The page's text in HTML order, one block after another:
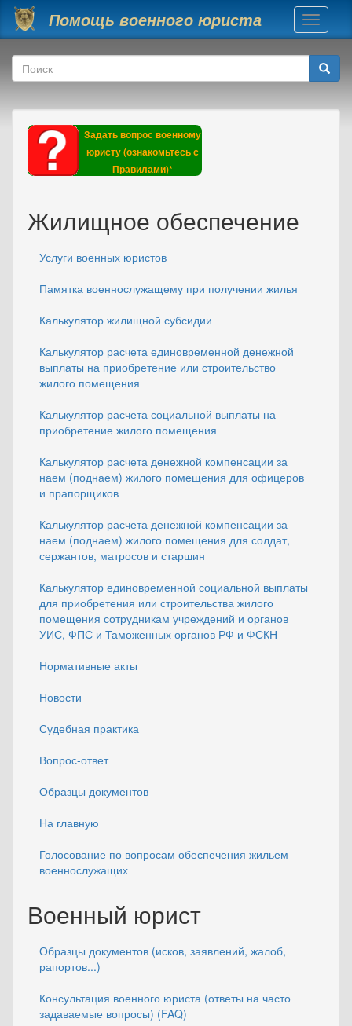
Перейти к основному содержанию
Помощь военного юриста
Toggle
Форма поиска
Поиск
Задать вопрос военному
юристу (ознакомьтесь с
Правилами)*
Жилищное обеспечение
Услуги военных юристов
Памятка военнослужащему при получении жилья
Калькулятор жилищной субсидии
Калькулятор расчета единовременной денежной
выплаты на приобретение или строительство
жилого помещения
Калькулятор расчета социальной выплаты на
приобретение жилого помещения
Калькулятор расчета денежной компенсации за
наем (поднаем) жилого помещения для офицеров
и прапорщиков
Калькулятор расчета денежной компенсации за
наем (поднаем) жилого помещения для солдат,
сержантов, матросов и старшин
Калькулятор единовременной социальной выплаты
для приобретения или строительства жилого
помещения сотрудникам учреждений и органов
УИС, ФПС и Таможенных органов РФ и ФСКН
Нормативные акты
Новости
Судебная практика
Вопрос-ответ
Образцы документов
На главную
Голосование по вопросам обеспечения жильем
военнослужащих
Военный юрист
Образцы документов (исков, заявлений, жалоб,
рапортов...)
Консультация военного юриста (ответы на часто
задаваемые вопросы) (FAQ)